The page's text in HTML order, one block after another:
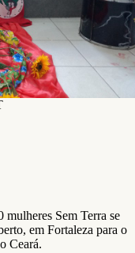
mulheres Sem Terra se
em Fortaleza para o
Ceará.